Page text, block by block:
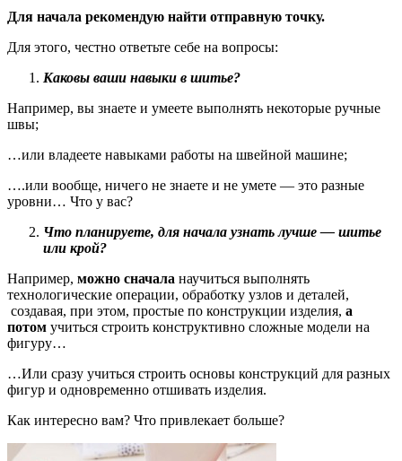
Для начала рекомендую найти отправную точку.
Для этого, честно ответьте себе на вопросы:
Каковы ваши навыки в шитье?
Например, вы знаете и умеете выполнять некоторые ручные
швы;
…или владеете навыками работы на швейной машине;
….или вообще, ничего не знаете и не умете — это разные
уровни… Что у вас?
Что планируете, для начала узнать лучше — шитье
или крой?
Например, можно сначала научиться выполнять
технологические операции, обработку узлов и деталей,
создавая, при этом, простые по конструкции изделия, а
потом учиться строить конструктивно сложные модели на
фигуру…
…Или сразу учиться строить основы конструкций для разных
фигур и одновременно отшивать изделия.
Как интересно вам? Что привлекает больше?